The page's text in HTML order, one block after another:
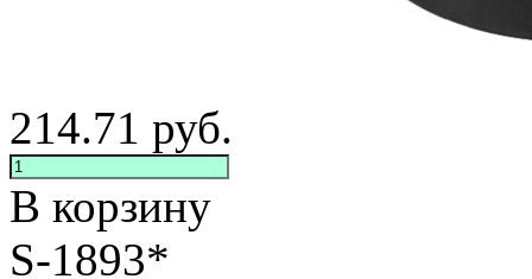
214.71 руб.
В корзину
S-1893*